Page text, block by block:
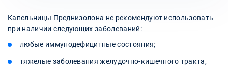
Капельницы Преднизолона не рекомендуют использовать
при наличии следующих заболеваний:
любые иммунодефицитные состояния;
тяжелые заболевания желудочно-кишечного тракта,